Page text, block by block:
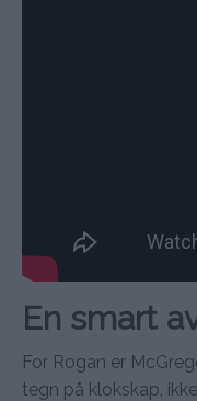
En smart
For Rogan er
tegn på klokskap,